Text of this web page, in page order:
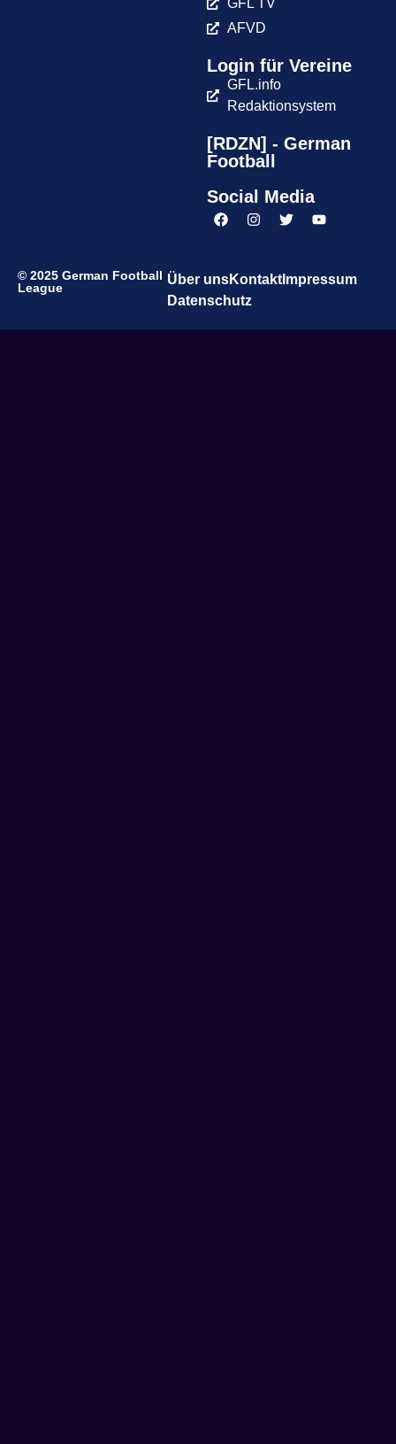
GFL TV
AFVD
Login für Vereine
GFL.info
Redaktionsystem
[RDZN] - German
Football
Social Media
© 2025 German Football
League
Über unsKontaktImpressum
Datenschutz